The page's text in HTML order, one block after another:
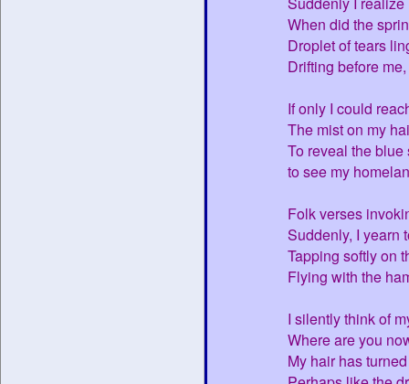
When did the
Droplet of tears
Drifting before
If only I could
The mist on my
To reveal the
to see my
Folk verses
Suddenly, I yearn
Tapping softly on
Flying with the
I silently think of
Where are you
My hair has